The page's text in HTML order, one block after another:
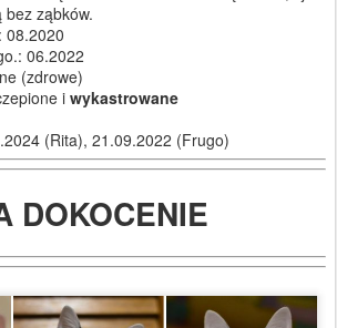
bez ząbków.
08.2020
06.2022
(zdrowe)
i wykastrowane
(Rita), 21.09.2022 (Frugo)
DOKOCENIE